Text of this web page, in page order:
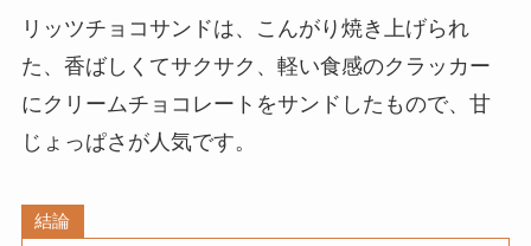
リッツチョコサンドは、
こんがり焼き上げられ
た、香ばしくてサクサク、 軽い食感のクラッカー
にクリームチョコレートをサンドしたもので、甘
じょっぱさが人気です。
結論